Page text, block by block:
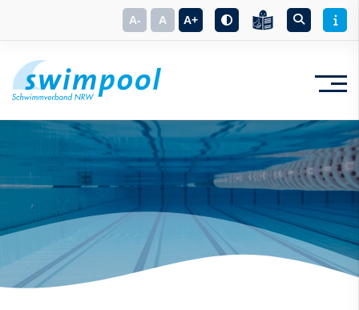
A- A A+
Suchbegriff eingeben